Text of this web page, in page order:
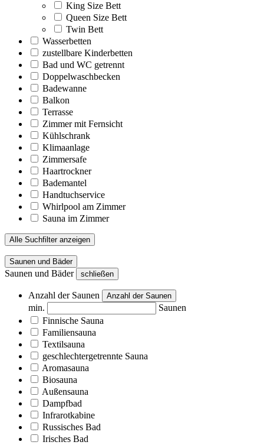
King Size Bett
Queen Size Bett
Twin Bett
Wasserbetten
zustellbare Kinderbetten
Bad und WC getrennt
Doppelwaschbecken
Badewanne
Balkon
Terrasse
Zimmer mit Fernsicht
Kühlschrank
Klimaanlage
Zimmersafe
Haartrockner
Bademantel
Handtuchservice
Whirlpool am Zimmer
Sauna im Zimmer
Alle Suchfilter anzeigen
Saunen und Bäder
Saunen und Bäder schließen
Anzahl der Saunen Anzahl der Saunen
min.
Saunen
Finnische Sauna
Familiensauna
Textilsauna
geschlechtergetrennte Sauna
Aromasauna
Biosauna
Außensauna
Dampfbad
Infrarotkabine
Russisches Bad
Irisches Bad